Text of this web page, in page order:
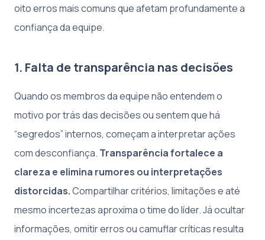
oito erros mais comuns que afetam profundamente a
confiança da equipe.
1. Falta de transparência nas decisões
Quando os membros da equipe não entendem o
motivo por trás das decisões ou sentem que há
“segredos” internos, começam a interpretar ações
com desconfiança. Transparência fortalece a
clareza e elimina rumores ou interpretações
distorcidas.Compartilhar critérios, limitações e até
mesmo incertezas aproxima o time do líder. Já ocultar
informações, omitir erros ou camuflar críticas resulta